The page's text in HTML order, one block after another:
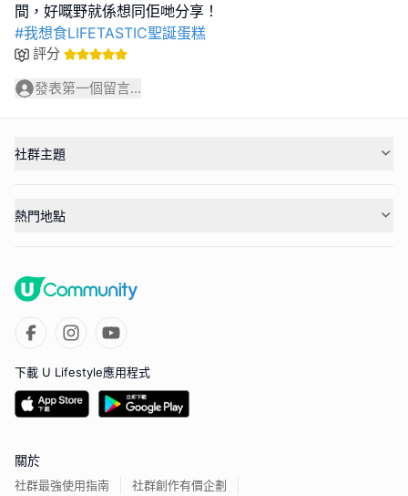
#我想食LIFETASTIC聖誕蛋糕
評分
發表第一個留言...
社群主題
熱門地點
下載 U Lifestyle應用程式
關於
社群最強使用指南 社群創作有價企劃